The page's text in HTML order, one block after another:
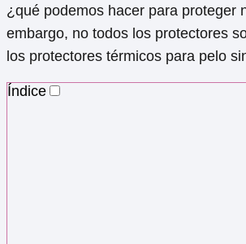
¿qué podemos hacer para proteger
embargo, no todos los protectores
los protectores térmicos para pelo
Índice